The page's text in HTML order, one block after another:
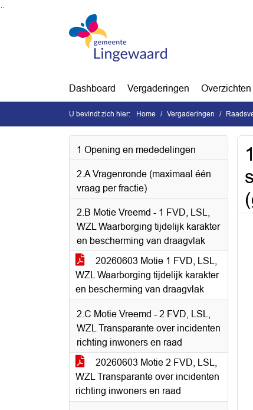
Ga naar de inhoud van deze pagina
Dashboard Vergaderingen Overzichten
U bevindt zich hier: Home Vergaderingen
1 Opening en mededelingen
2.A Vragenronde (maximaal één
vraag per fractie)
2.B Motie Vreemd - 1 FVD, LSL,
WZL Waarborging tijdelijk karakter
en bescherming van draagvlak
20260603 Motie 1 FVD, LSL,
WZL Waarborging tijdelijk karakter
en bescherming van draagvlak
2.C Motie Vreemd - 2 FVD, LSL,
WZL Transparante over incidenten
richting inwoners en raad
20260603 Motie 2 FVD, LSL,
WZL Transparante over incidenten
richting inwoners en raad